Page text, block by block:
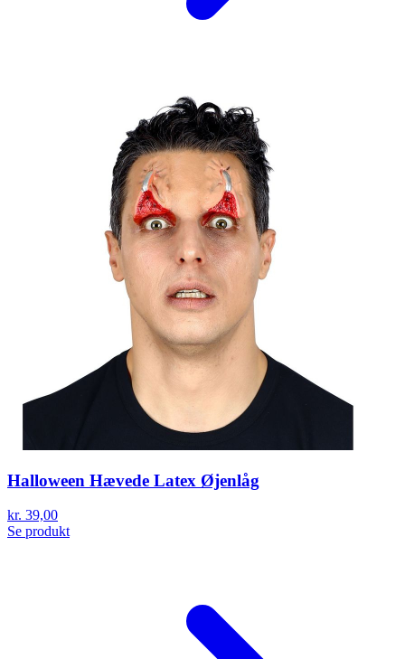
Halloween Hævede Latex Øjenlåg
kr. 39,00
Se produkt